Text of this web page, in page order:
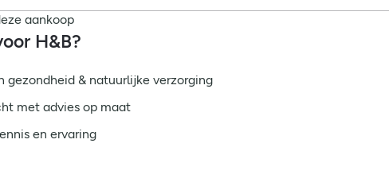
aankoop
H&B?
gezondheid & natuurlijke verzorging
met advies op maat
en ervaring